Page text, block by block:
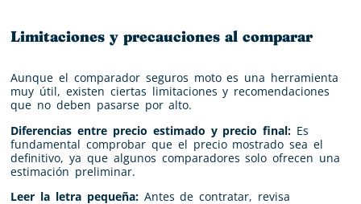
Limitaciones y precauciones al comparar
Aunque el comparador seguros moto es una herramienta
muy útil, existen ciertas limitaciones y recomendaciones
que no deben pasarse por alto.
Diferencias entre precio estimado y precio final: Es
fundamental comprobar que el precio mostrado sea el
definitivo, ya que algunos comparadores solo ofrecen una
estimación preliminar.
Leer la letra pequeña:Antes de contratar, revisa